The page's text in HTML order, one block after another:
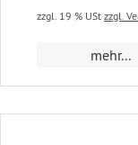
zzgl. 19 % USt zzgl.
mehr...